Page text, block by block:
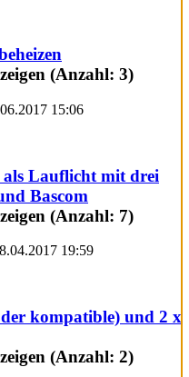
15:06
Lauflicht mit drei
Bascom
19:59
kompatible) und 2 x